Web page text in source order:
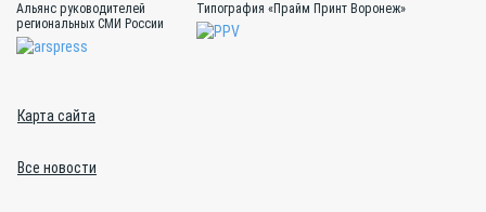
Альянс руководителей
региональных СМИ России
Типография «Прайм Принт Воронеж»
Карта сайта
Все новости